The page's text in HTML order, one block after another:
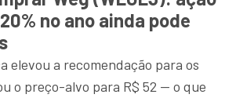
no ano ainda pode
elevou a recomendação para os
o preço-alvo para R$ 52 — o que